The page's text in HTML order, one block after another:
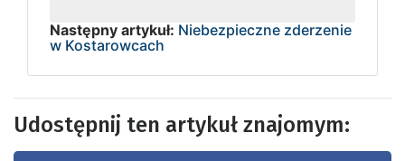
Następny artykuł: Niebezpieczne zderzenie
w Kostarowcach
Udostępnij ten artykuł znajomym: